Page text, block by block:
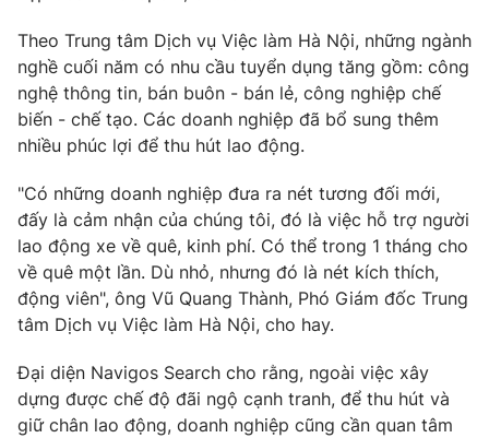
Theo Trung tâm Dịch vụ Việc làm Hà Nội, những ngành
nghề cuối năm có nhu cầu tuyển dụng tăng gồm: công
nghệ thông tin, bán buôn - bán lẻ, công nghiệp chế
biến - chế tạo. Các doanh nghiệp đã bổ sung thêm
nhiều phúc lợi để thu hút lao động.
"Có những doanh nghiệp đưa ra nét tương đối mới,
đấy là cảm nhận của chúng tôi, đó là việc hỗ trợ người
lao động xe về quê, kinh phí. Có thể trong 1 tháng cho
về quê một lần. Dù nhỏ, nhưng đó là nét kích thích,
động viên", ông Vũ Quang Thành, Phó Giám đốc Trung
tâm Dịch vụ Việc làm Hà Nội, cho hay.
Đại diện Navigos Search cho rằng, ngoài việc xây
dựng được chế độ đãi ngộ cạnh tranh, để thu hút và
giữ chân lao động, doanh nghiệp cũng cần quan tâm